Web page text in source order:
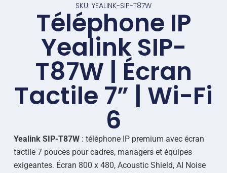
SKU: YEALINK-SIP-T87W
Téléphone IP
Yealink SIP-
T87W | Écran
Tactile 7” | Wi-Fi
6
Yealink SIP-T87W: téléphone IP premium avec écran
tactile 7 pouces pour cadres, managers et équipes
exigeantes. Écran 800 x 480, Acoustic Shield, AI Noise